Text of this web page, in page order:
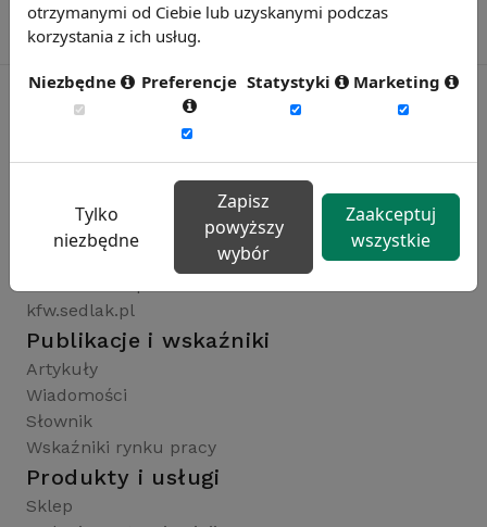
wynagrodzenia.pl
raportyplacowe.pl
badaniaHR.pl
kfw.sedlak.pl
Publikacje i wskaźniki
Artykuły
Wiadomości
Słownik
Wskaźniki rynku pracy
Produkty i usługi
Sklep
otrzymanymi od Ciebie lub uzyskanymi podczas
korzystania z ich usług.
Niezbędne Preferencje Statystyki Marketing
Tylko
niezbędne
Zapisz
powyższy
wybór
Zaakceptuj
wszystkie